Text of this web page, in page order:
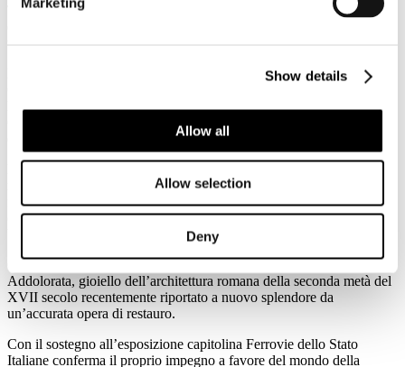
Show details
Allow all
Allow selection
Deny
Trenitalia (non integrato Metrebus) e per i viaggiatori muniti di titolo
L’evento espositivo è proposto in collaborazione con l’Azienda
Ministero dei Beni e delle Attività culturali e del Turismo, del
Comune di Roma, del Forum Cultura Austriaco e con la partnership
multimediale immersivo dedicato alla vita e alle opere del padre
fondatore della Secessione Viennese che, assieme ad altri artisti,
coltivò il mito dell’opera d’arte totale, della democratizzazione del
Cornice dell’evento il Complesso Monumentale di San Giovanni
Addolorata, gioiello dell’architettura romana della seconda metà del
XVII secolo recentemente riportato a nuovo splendore da
un’accurata opera di restauro.
Con il sostegno all’esposizione capitolina Ferrovie dello Stato
Italiane conferma il proprio impegno a favore del mondo della